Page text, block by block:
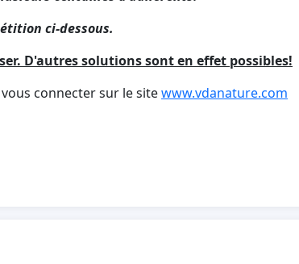
ci-dessous.
D'autres solutions sont en effet possibles!
connecter sur le sitewww.vdanature.com